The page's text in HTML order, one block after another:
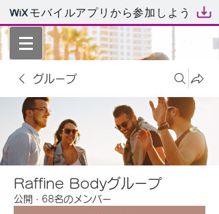
モバイルアプリから参加しよう
グループ
Raffine Bodyグループ
公開 · 68名のメンバー